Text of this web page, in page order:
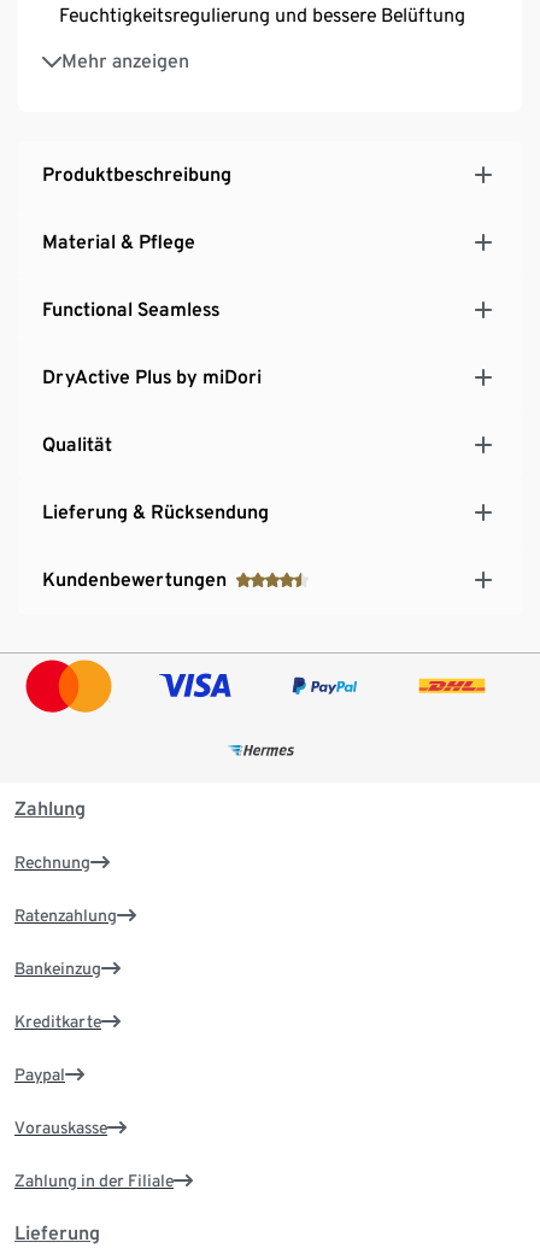
Feuchtigkeitsregulierung und bessere Belüftung
Mehr anzeigen
Kombination aus wärmeisolierender Funktionsfaser
und geringem Gewicht
Produktbeschreibung
Material & Pflege
Functional Seamless
DryActive Plus by miDori
Qualität
Lieferung & Rücksendung
Kundenbewertungen
Zahlung
Rechnung
Ratenzahlung
Bankeinzug
Kreditkarte
Paypal
Vorauskasse
Zahlung in der Filiale
Lieferung